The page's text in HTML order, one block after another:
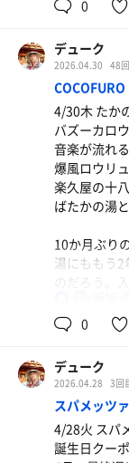
たな。まぁ
タンプカー
CIOなんか
いのは残念
けそうにな
トロウリュ
オルで撹拌
トの香りと
水風呂は露
ヤツみたい
てもいいら
ていると気
3セット目
って入る。
らさすがに
ながらウト
一旦風呂を
へ。休憩中
度なので90
朝から何も
つ屋五郎十
帰ろうかな。
今はどうだ
行ったとき
かと周りの
と感じるこ
えると長く
秒だった気
露天のかく
湯と言うほ
い。10分入
れから軽く
ないくらい
10分入るの
ト。
やっぱりこ
いいものだ。
0
デューク
2026.04.30 48
4/30木 たか
バズーカロ
音楽が流れ
爆風ロウリ
楽久屋の十
ばたかの湯
10か月ぶり
湯にももう
のだろう。
す。下駄箱
なのでお願
まぁ、腕輪
わな。
脱衣所のロ
ざっと数え
0
デューク
2026.04.28 3回
スパメッツ
4/28火 スパ
誕生日クー